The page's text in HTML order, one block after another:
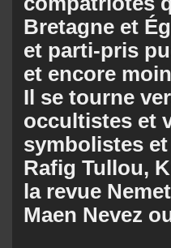
Bretagne et
et parti-pris
et encore
Il se tourne
occultistes et
symbolistes
Rafig Tullou,
la revue
Maen Nevez